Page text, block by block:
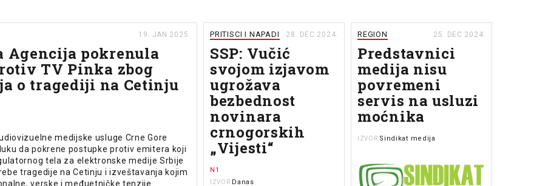
19. JAN 2025.
Agencija pokrenula
TV Pinka zbog
o tragediji na Cetinju
medijske usluge Crne Gore
da pokrene postupke protiv emitera koji
tela za elektronske medije Srbije
tragedije na Cetinju i izveštavanja kojim
verske i međuetničke tenzije.
PRITISCI I NAPADI 28. DEC 2024.
SSP: Vučić
svojom izjavom
ugrožava
bezbednost
novinara
crnogorskih
„Vijesti“
N1
IZVOR Danas
REGION 25. DEC 2024.
Predstavnici
medija nisu
povremeni
servis na usluzi
moćnika
IZVOR Sindikat medija